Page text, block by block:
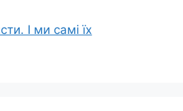
І ми самі їх